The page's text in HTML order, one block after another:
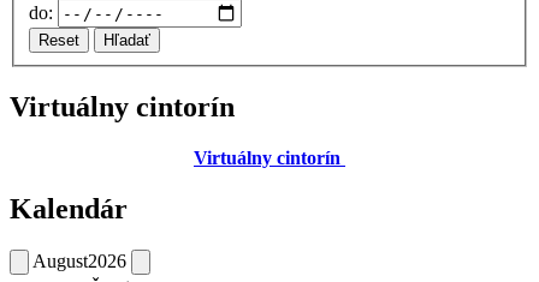
do:
Reset Hľadať
Virtuálny cintorín
Virtuálny cintorín
Kalendár
August2026